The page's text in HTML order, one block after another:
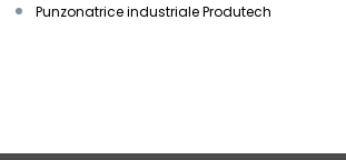
Punzonatrice industriale Produtech